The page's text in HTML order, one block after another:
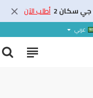
جي سكان 2 أطلب الآن
عربي